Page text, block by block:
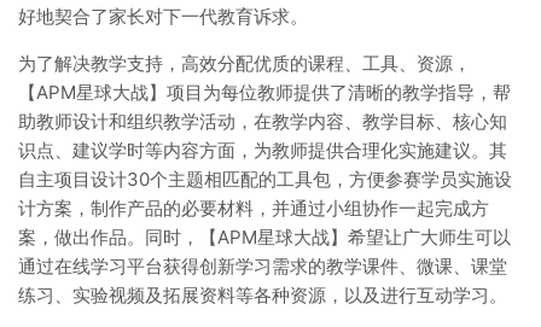
好地契合了家长对下一代教育诉求。
为了解决教学支持，高效分配优质的课程、工具、资源，
【APM星球大战】项目为每位教师提供了清晰的教学指导，帮
助教师设计和组织教学活动，在教学内容、教学目标、核心知
识点、建议学时等内容方面，为教师提供合理化实施建议。其
自主项目设计30个主题相匹配的工具包，方便参赛学员实施设
计方案，制作产品的必要材料，并通过小组协作一起完成方
案，做出作品。同时，【APM星球大战】希望让广大师生可以
通过在线学习平台获得创新学习需求的教学课件、微课、课堂
练习、实验视频及拓展资料等各种资源，以及进行互动学习。